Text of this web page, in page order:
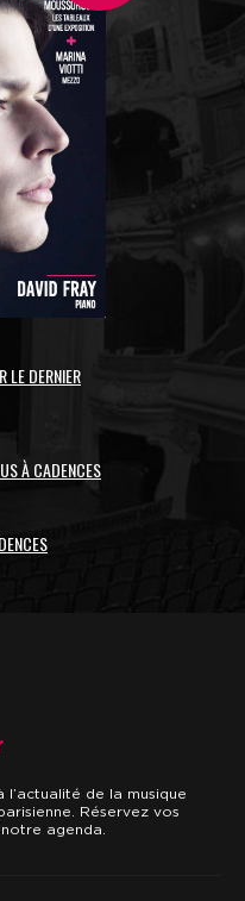
LE DERNIER
À CADENCES
de la musique
Réservez vos
agenda.